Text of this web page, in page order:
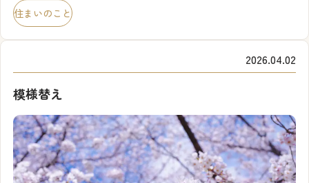
夫婦二人になり今までの生活が大きく変わりました。 食器棚
をなくし食器も最小限のお気に入りのものだけにしまし […]
住まいのこと
2026.04.02
模様替え